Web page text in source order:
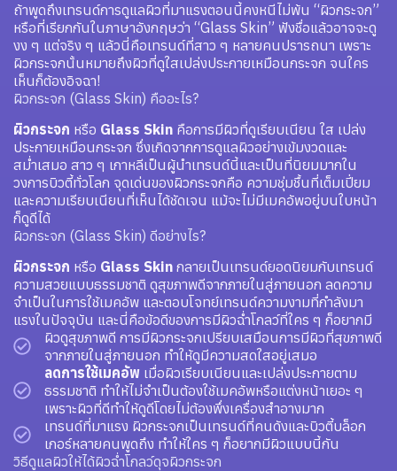
ถ้าพูดถึงเทรนด์การดูแลผิวที่มาแรงตอนนี้คงหนีไม่พ้น “ผิวกระจก”
หรือที่เรียกกันในภาษาอังกฤษว่า “Glass Skin” ฟังชื่อแล้วอาจจะดู
งง ๆ แต่จริง ๆ แล้วนี่คือเทรนด์ที่สาว ๆ หลายคนปรารถนา เพราะ
ผิวกระจกนั้นหมายถึงผิวที่ดูใสเปล่งประกายเหมือนกระจก จนใคร
เห็นก็ต้องอิจฉา!
ผิวกระจก (Glass Skin) คืออะไร?
ผิวกระจก หรือ Glass Skin คือการมีผิวที่ดูเรียบเนียน ใส เปล่ง
ประกายเหมือนกระจก ซึ่งเกิดจากการดูแลผิวอย่างเข้มงวดและ
สม่ำเสมอ สาว ๆ เกาหลีเป็นผู้นำเทรนด์นี้และเป็นที่นิยมมากใน
วงการบิวตี้ทั่วโลก จุดเด่นของผิวกระจกคือ ความชุ่มชื้นที่เต็มเปี่ยม
และความเรียบเนียนที่เห็นได้ชัดเจน แม้จะไม่มีเมคอัพอยู่บนใบหน้า
ก็ดูดีได้
ผิวกระจก (Glass Skin) ดีอย่างไร?
ผิวกระจก หรือ Glass Skin กลายเป็นเทรนด์ยอดนิยมกับเทรนด์
ความสวยแบบธรรมชาติ ดูสุขภาพดีจากภายในสู่ภายนอก ลดความ
จำเป็นในการใช้เมคอัพ และตอบโจทย์เทรนด์ความงามที่กำลังมา
แรงในปัจจุบัน และนี่คือข้อดีของการมีผิวฉ่ำโกลว์ที่ใคร ๆ ก็อยากมี
ผิวดูสุขภาพดี การมีผิวกระจกเปรียบเสมือนการมีผิวที่สุขภาพดี
จากภายในสู่ภายนอก ทำให้ดูมีความสดใสอยู่เสมอ
ลดการใช้เมคอัพ เมื่อผิวเรียบเนียนและเปล่งประกายตาม
ธรรมชาติ ทำให้ไม่จำเป็นต้องใช้เมคอัพหรือแต่งหน้าเยอะ ๆ
เพราะผิวที่ดีทำให้ดูดีโดยไม่ต้องพึ่งเครื่องสำอางมาก
เทรนด์ที่มาแรง ผิวกระจกเป็นเทรนด์ที่คนดังและบิวตี้บล็อก
เกอร์หลายคนพูดถึง ทำให้ใคร ๆ ก็อยากมีผิวแบบนี้กัน
วิธีดูแลผิวให้ได้ผิวฉ่ำโกลว์ดุจผิวกระจก